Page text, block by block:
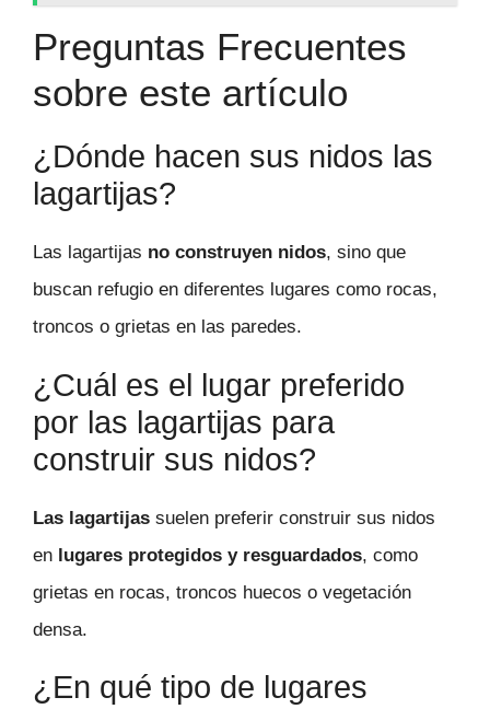
Preguntas Frecuentes
sobre este artículo
¿Dónde hacen sus nidos las
lagartijas?
Las lagartijas no construyen nidos, sino que
buscan refugio en diferentes lugares como rocas,
troncos o grietas en las paredes.
¿Cuál es el lugar preferido
por las lagartijas para
construir sus nidos?
Las lagartijas suelen preferir construir sus nidos
en lugares protegidos y resguardados, como
grietas en rocas, troncos huecos o vegetación
densa.
¿En qué tipo de lugares